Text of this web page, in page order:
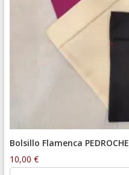
Bolsillo Flamenca PEDROCHE
10,00 €